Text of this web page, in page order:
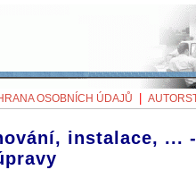
OSOBNÍCH ÚDAJŮ
instalace, ... -